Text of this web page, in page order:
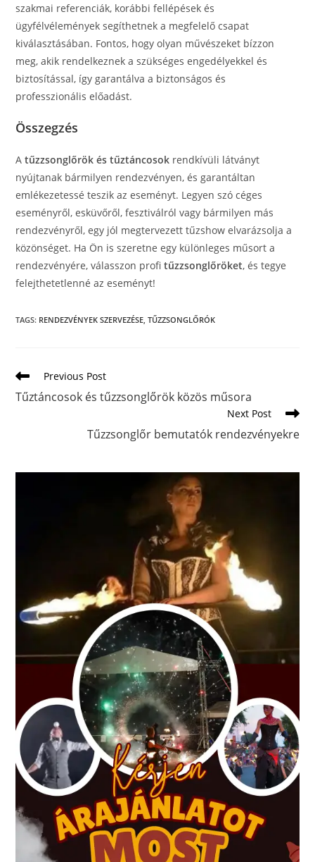
szakmai referenciák, korábbi fellépések és
ügyfélvélemények segíthetnek a megfelelő csapat
kiválasztásában. Fontos, hogy olyan művészeket bízzon
meg, akik rendelkeznek a szükséges engedélyekkel és
biztosítással, így garantálva a biztonságos és
professzionális előadást.
Összegzés
Atűzzsonglőrök és tűztáncosok rendkívüli látványt
nyújtanak bármilyen rendezvényen, és garantáltan
emlékezetessé teszik az eseményt. Legyen szó céges
eseményről, esküvőről, fesztiválról vagy bármilyen más
rendezvényről, egy jól megtervezett tűzshow elvarázsolja a
közönséget. Ha Ön is szeretne egy különleges műsort a
rendezvényére, válasszon profitűzzsonglőröket, és tegye
felejthetetlenné az eseményt!
TAGS: RENDEZVÉNYEK SZERVEZÉSE TŰZZSONGLŐRÓK
Previous Post
Tűztáncosok és tűzzsonglőrök közös műsora
Next Post
Tűzzsonglőr bemutatók rendezvényekre